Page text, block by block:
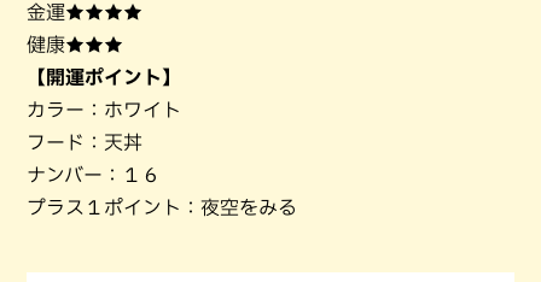
金運★★★★
健康★★★
【開運ポイント】
カラー：ホワイト
フード：天丼
ナンバー：１６
プラス１ポイント：夜空をみる